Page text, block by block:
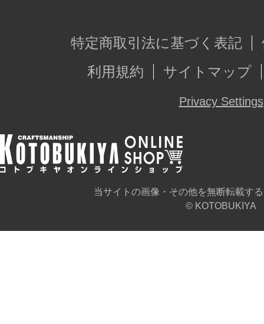
特定商取引法に基づく表記
利用規約
サイトマップ
Privacy Settings
当サイトの画像・その他を無断転載す
© KOTOBUKIYA